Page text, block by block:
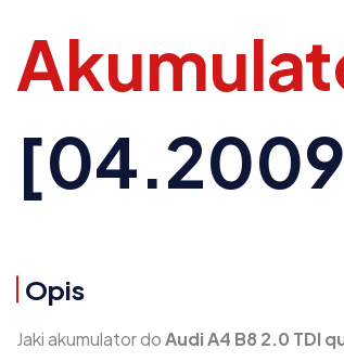
Opis
Jaki akumulator doAudi A4 B8 2.0 TDI